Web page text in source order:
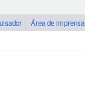
Área de imprensa